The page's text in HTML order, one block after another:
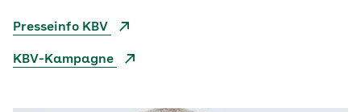
Presseinfo KBV
KBV-Kampagne